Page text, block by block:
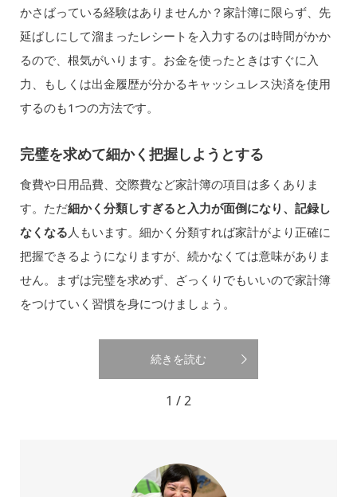
かさばっている経験はありませんか？家計簿に限らず、先
延ばしにして溜まったレシートを入力するのは時間がかか
るので、根気がいります。お金を使ったときはすぐに入
力、もしくは出金履歴が分かるキャッシュレス決済を使用
するのも1つの方法です。
完璧を求めて細かく把握しようとする
食費や日用品費、交際費など家計簿の項目は多くありま
す。ただ細かく分類しすぎると入力が面倒になり、記録し
なくなる 人もいます。細かく分類すれば家計がより正確に
把握できるようになりますが、続かなくては意味がありま
せん。まずは完璧を求めず、ざっくりでもいいので家計簿
をつけていく習慣を身につけましょう。
続きを読む
1 / 2